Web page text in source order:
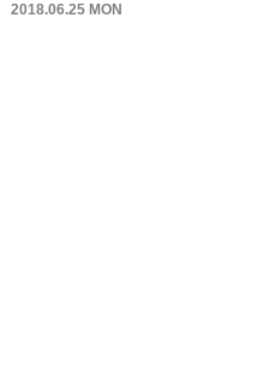
2018.06.25 MON